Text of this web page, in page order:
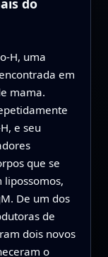
do
H, uma
em
mama.
e seu
que se
De um dos
de
dois novos
o